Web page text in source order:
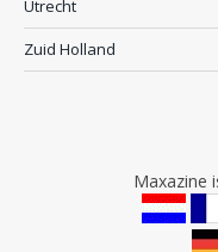
Utrecht
Zuid Holland
Maxazine